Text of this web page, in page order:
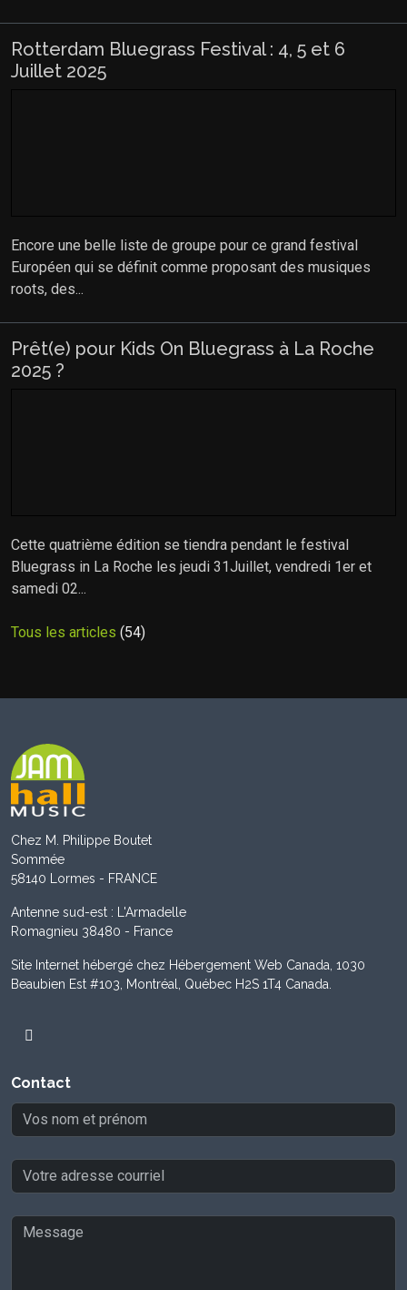
Rotterdam Bluegrass Festival : 4, 5 et 6
Juillet 2025
Encore une belle liste de groupe pour ce grand festival
Européen qui se définit comme proposant des musiques
roots, des...
Prêt(e) pour Kids On Bluegrass à La Roche
2025 ?
Cette quatrième édition se tiendra pendant le festival
Bluegrass in La Roche les jeudi 31Juillet, vendredi 1er et
samedi 02...
Tous les articles (54)
Chez M. Philippe Boutet
Sommée
58140 Lormes - FRANCE
Antenne sud-est : L'Armadelle
Romagnieu 38480 - France
Site Internet hébergé chez Hébergement Web Canada, 1030
Beaubien Est #103, Montréal, Québec H2S 1T4 Canada.
Contact